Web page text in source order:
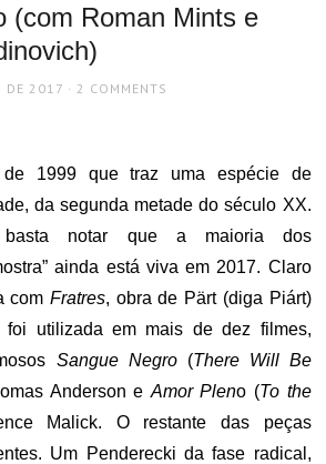
(com Roman Mints e
DE 2017 2 COMMENTS
1999 que traz uma espécie de
da segunda metade do século XX.
basta notar que a maioria dos
ainda está viva em 2017. Claro
com Fratres, obra de Pärt (diga Piárt)
utilizada em mais de dez filmes,
Sangue Negro(There Will Be
Anderson e Amor Pleno (To the
Malick. O restante das peças
Um Penderecki da fase radical,